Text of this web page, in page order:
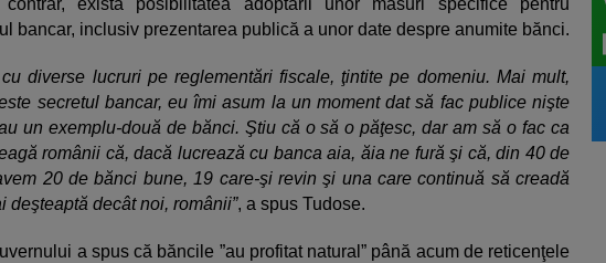
bancar, inclusiv prezentarea publică a unor date despre anumite bănci.
diverse lucruri pe reglementări fiscale, ţintite pe domeniu. Mai mult,
secretul bancar, eu îmi asum la un moment dat să fac publice nişte
un exemplu-două de bănci. Ştiu că o să o păţesc, dar am să o fac ca
românii că, dacă lucrează cu banca aia, ăia ne fură şi că, din 40 de
20 de bănci bune, 19 care-şi revin şi una care continuă să creadă
deşteaptă decât noi, românii”, a spus Tudose.
a spus că băncile ”au profitat natural” până acum de reticenţele